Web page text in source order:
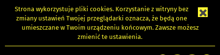
Strona wykorzystuje pliki cookies. Korzystanie z witryny bez
zmiany ustawień Twojej przeglądarki oznacza, że będą one
umieszczane w Twoim urządzeniu końcowym. Zawsze możesz
zmienić te ustawienia.